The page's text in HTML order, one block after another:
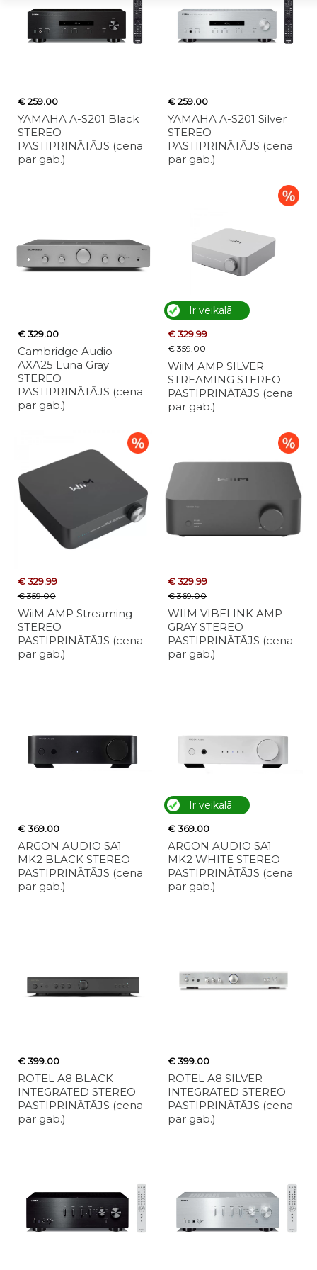
€ 259.00
YAMAHA A-S201 Black
STEREO
PASTIPRINĀTĀJS (cena
par gab.)
€ 259.00
YAMAHA A-S201 Silver
STEREO
PASTIPRINĀTĀJS (cena
par gab.)
€ 329.00
Cambridge Audio
AXA25 Luna Gray
STEREO
PASTIPRINĀTĀJS (cena
par gab.)
Ir veikalā
€ 329.99
€ 359.00
WiiM AMP SILVER
STREAMING STEREO
PASTIPRINĀTĀJS (cena
par gab.)
€ 329.99
€ 359.00
WiiM AMP Streaming
STEREO
PASTIPRINĀTĀJS (cena
par gab.)
€ 329.99
€ 369.00
WIIM VIBELINK AMP
GRAY STEREO
PASTIPRINĀTĀJS (cena
par gab.)
€ 369.00
ARGON AUDIO SA1
MK2 BLACK STEREO
PASTIPRINĀTĀJS (cena
par gab.)
Ir veikalā
€ 369.00
ARGON AUDIO SA1
MK2 WHITE STEREO
PASTIPRINĀTĀJS (cena
par gab.)
€ 399.00
ROTEL A8 BLACK
INTEGRATED STEREO
PASTIPRINĀTĀJS (cena
par gab.)
€ 399.00
ROTEL A8 SILVER
INTEGRATED STEREO
PASTIPRINĀTĀJS (cena
par gab.)